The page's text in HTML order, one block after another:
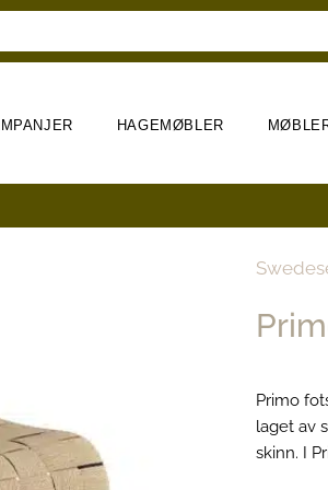
HAGEMØBLER
Primo
laget av
skinn. I